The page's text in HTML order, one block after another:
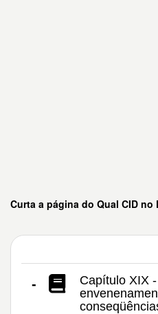
Curta a página do Qual CID no
-
Capítulo XIX